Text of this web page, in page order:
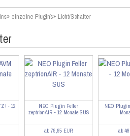
» einzelne PlugIn´s» Licht/Schalter
- 12
NEO Plugin Feller
zeptrionAIR - 12 Monate SUS
ab 79,95 EUR
NEO
ab